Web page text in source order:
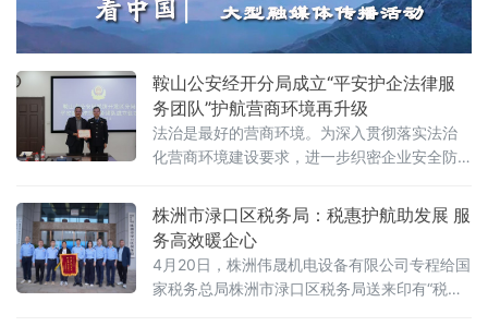
鞍山公安经开分局成立“平安护企法律服
务团队”护航营商环境再升级
法治是最好的营商环境。为深入贯彻落实法治
化营商环境建设要求，进一步织密企业安全防
局携手本地优质律所，正式组建“平安护企法律
服务团队”，标志着分局服务企业发展、护航经
济建设的工作迈入新阶段。 在启动仪式现场，
分局主要领导为团队全体成员颁发聘书，分管
营商工作的主要领导同步宣读团队章程，团队
株洲市渌口区税务局：税惠护航助发展 服
务高效暖企心
4月20日，株洲伟晟机电设备有限公司专程给国
家税务总局株洲市渌口区税务局送来印有“税惠